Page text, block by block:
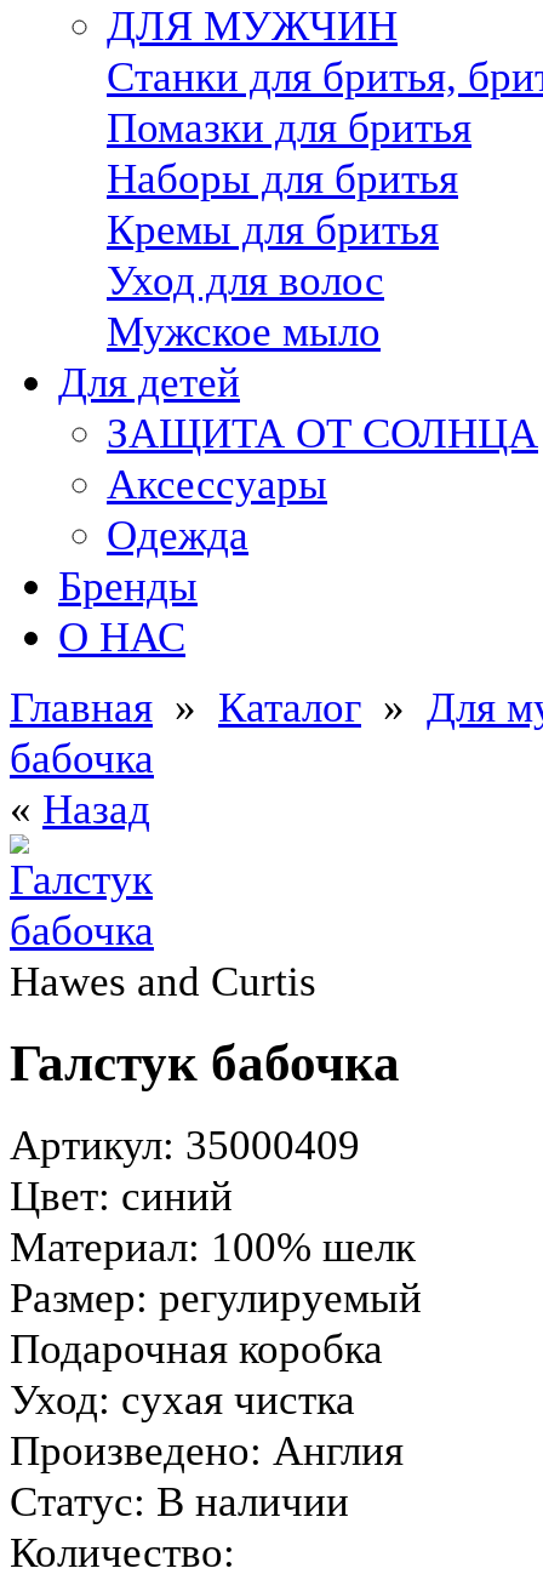
ДЛЯ МУЖЧИН
Станки для бритья,
Помазки для бритья
Наборы для бритья
Кремы для бритья
Уход для волос
Мужское мыло
Для детей
ЗАЩИТА ОТ СОЛНЦА
Аксессуары
Одежда
Бренды
О НАС
Главная » Каталог » Для
бабочка
« Назад
Hawes and Curtis
Галстук бабочка
Артикул: 35000409
Цвет: синий
Материал: 100% шелк
Размер: регулируемый
Подарочная коробка
Уход: сухая чистка
Произведено: Англия
Статус: В наличии
Количество: